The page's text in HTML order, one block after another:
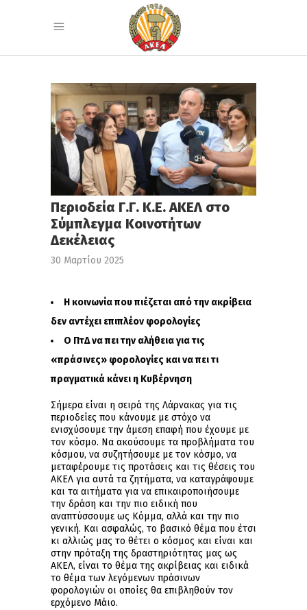
Περιοδεία Γ.Γ. Κ.Ε. ΑΚΕΛ στο
Σύμπλεγμα Κοινοτήτων
Δεκέλειας
30 Μαρτίου 2025
Η κοινωνία που πιέζεται από την ακρίβεια
δεν αντέχει επιπλέον φορολογίες
Ο ΠτΔ να πει την αλήθεια για τις
«πράσινες» φορολογίες και να πει τι
πραγματικά κάνει η Κυβέρνηση
Σήμερα είναι η σειρά της Λάρνακας για τις
περιοδείες που κάνουμε με στόχο να
ενισχύσουμε την άμεση επαφή που έχουμε με
τον κόσμο. Να ακούσουμε τα προβλήματα του
κόσμου, να συζητήσουμε με τον κόσμο, να
μεταφέρουμε τις προτάσεις και τις θέσεις του
ΑΚΕΛ για αυτά τα ζητήματα, να καταγράψουμε
και τα αιτήματα για να επικαιροποιήσουμε
την δράση και την πιο ειδική που
αναπτύσσουμε ως Kόμμα, αλλά και την πιο
γενική. Και ασφαλώς, το βασικό θέμα που έτσι
κι αλλιώς μας το θέτει ο κόσμος και είναι και
στην πρόταξη της δραστηριότητας μας ως
ΑΚΕΛ, είναι το θέμα της ακρίβειας και ειδικά
το θέμα των λεγόμενων πράσινων
φορολογιών οι οποίες θα επιβληθούν τον
ερχόμενο Μάιο.